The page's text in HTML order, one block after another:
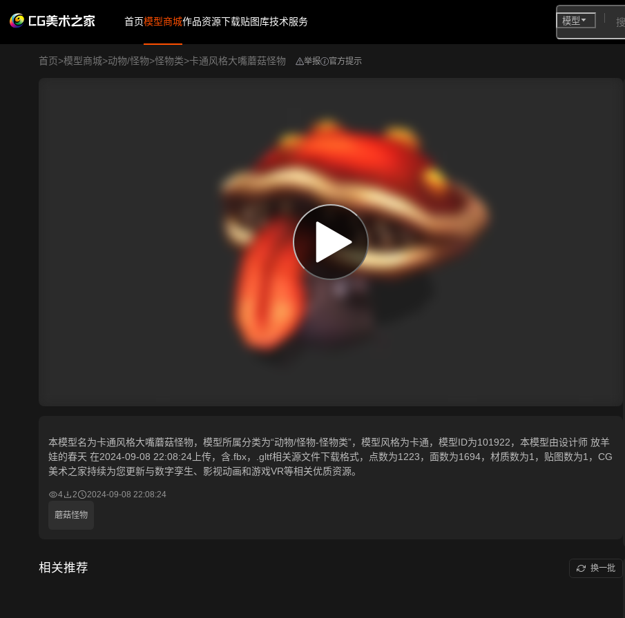
首页模型商城作品资源下载贴图库技术服务
模型
首页>模型商城>动物/怪物>怪物类>卡通风格大嘴蘑菇怪物 举报 官方提示
本模型名为卡通风格大嘴蘑菇怪物，模型所属分类为“动物/怪物-怪物类”，模型风格为卡通，模型ID为101922，本模型由设计师 放羊
娃的春天 在2024-09-08 22:08:24上传，含.fbx，.gltf相关源文件下载格式，点数为1223，面数为1694，材质数为1，贴图数为1，CG
美术之家持续为您更新与数字孪生、影视动画和游戏VR等相关优质资源。
4 2 2024-09-08 22:08:24
蘑菇怪物
相关推荐 换一批